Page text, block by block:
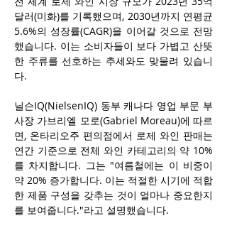
달러(미화)를 기록했으며, 2030년까지 연평균
5.6%의 성장률(CAGR)을 이어갈 것으로 전망
했습니다. 이는 소비자들이 보다 가볍고 산뜻
한 주류를 선호하는 추세와도 맞물려 있습니
다.
닐슨IQ(NielsenIQ) 동부 캐나다 영업 부문 부
사장 가브리엘 모로(Gabriel Moreau)에 따르
면, 온타리오주 편의점에서 로제 와인 판매는
연간 기준으로 전체 와인 카테고리의 약 10%
를 차지합니다. 그는 "여름철에는 이 비중이
약 20% 증가합니다. 이는 적절한 시기에 적합
한 제품 구성을 갖추는 것이 얼마나 중요한지
를 보여줍니다."라고 설명했습니다.